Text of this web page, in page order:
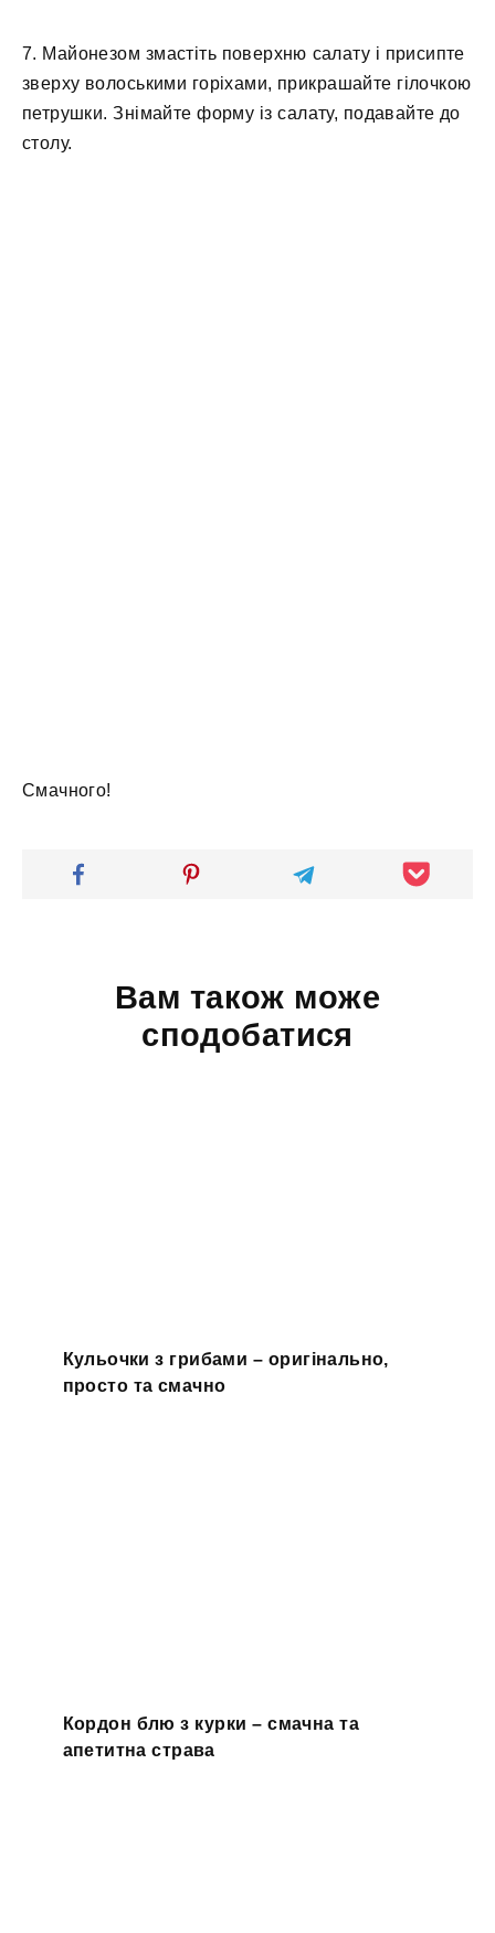
7. Майонезом змастіть поверхню салату і присипте
зверху волоськими горіхами, прикрашайте гілочкою
петрушки. Знімайте форму із салату, подавайте до
столу.
Смачного!
Вам також може
сподобатися
Кульочки з грибами – оригінально,
просто та смачно
Кордон блю з курки – смачна та
апетитна страва